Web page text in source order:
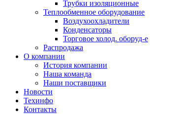
Трубки изоляционные
Теплообменное оборудование
Воздухоохладители
Конденсаторы
Торговое холод. оборуд-е
Распродажа
О компании
История компании
Наша команда
Наши поставщики
Новости
Техинфо
Контакты